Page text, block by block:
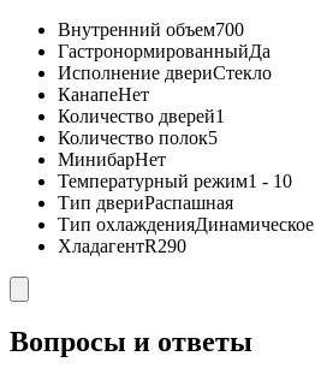
Внутренний объем700
ГастронормированныйДа
Исполнение двериСтекло
КанапеНет
Количество дверей1
Количество полок5
МинибарНет
Температурный режим1 - 10
Тип двериРаспашная
Тип охлажденияДинамическое
ХладагентR290
Вопросы и ответы